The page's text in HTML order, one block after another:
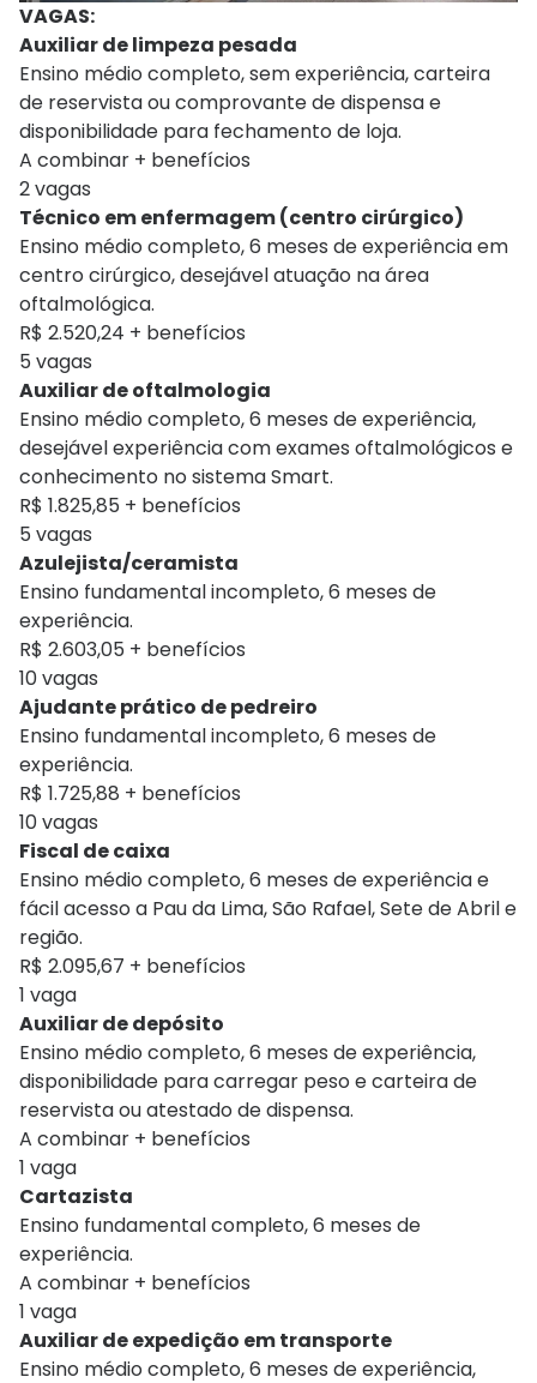
VAGAS:
Auxiliar de limpeza pesada
Ensino médio completo, sem experiência, carteira
de reservista ou comprovante de dispensa e
disponibilidade para fechamento de loja.
A combinar + benefícios
2 vagas
Técnico em enfermagem (centro cirúrgico)
Ensino médio completo, 6 meses de experiência em
centro cirúrgico, desejável atuação na área
oftalmológica.
R$ 2.520,24 + benefícios
5 vagas
Auxiliar de oftalmologia
Ensino médio completo, 6 meses de experiência,
desejável experiência com exames oftalmológicos e
conhecimento no sistema Smart.
R$ 1.825,85 + benefícios
5 vagas
Azulejista/ceramista
Ensino fundamental incompleto, 6 meses de
experiência.
R$ 2.603,05 + benefícios
10 vagas
Ajudante prático de pedreiro
Ensino fundamental incompleto, 6 meses de
experiência.
R$ 1.725,88 + benefícios
10 vagas
Fiscal de caixa
Ensino médio completo, 6 meses de experiência e
fácil acesso a Pau da Lima, São Rafael, Sete de Abril e
região.
R$ 2.095,67 + benefícios
1 vaga
Auxiliar de depósito
Ensino médio completo, 6 meses de experiência,
disponibilidade para carregar peso e carteira de
reservista ou atestado de dispensa.
A combinar + benefícios
1 vaga
Cartazista
Ensino fundamental completo, 6 meses de
experiência.
A combinar + benefícios
1 vaga
Auxiliar de expedição em transporte
Ensino médio completo, 6 meses de experiência,